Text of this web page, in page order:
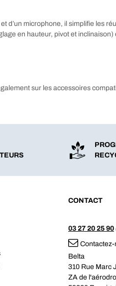
d’un microphone, il simplifie les
en hauteur, pivot et inclinaison)
sur les accessoires
CONTACT
03 27 20 25 90
Contactez-
Belta
310 Rue Marc
ZA de